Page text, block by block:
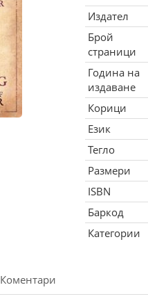
Издател
Брой
страници
Година на
издаване
Корици
Език
Тегло
Размери
ISBN
Баркод
Категории
Коментари